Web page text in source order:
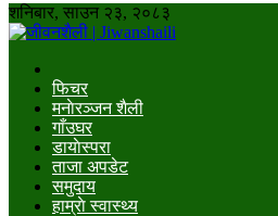
शनिबार, साउन २३, २०८३
फिचर
मनाेरञ्जन शैली
गाँउघर
डायाेस्परा
ताजा अपडेट
समुदाय
हाम्राे स्वास्थ्य